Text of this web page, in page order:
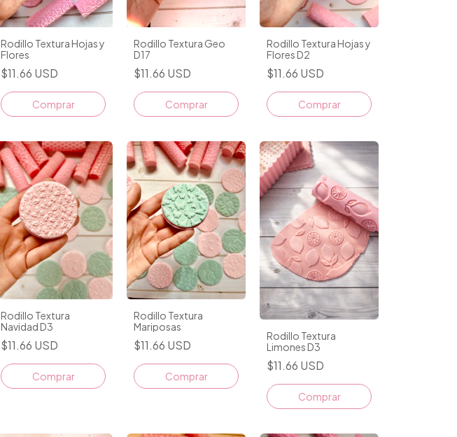
Rodillo Textura Hojas y
Flores
$11.66 USD
Rodillo Textura Geo
D17
$11.66 USD
Rodillo Textura Hojas y
Flores D2
$11.66 USD
Rodillo Textura
Navidad D3
$11.66 USD
Rodillo Textura
Mariposas
$11.66 USD
Rodillo Textura
Limones D3
$11.66 USD